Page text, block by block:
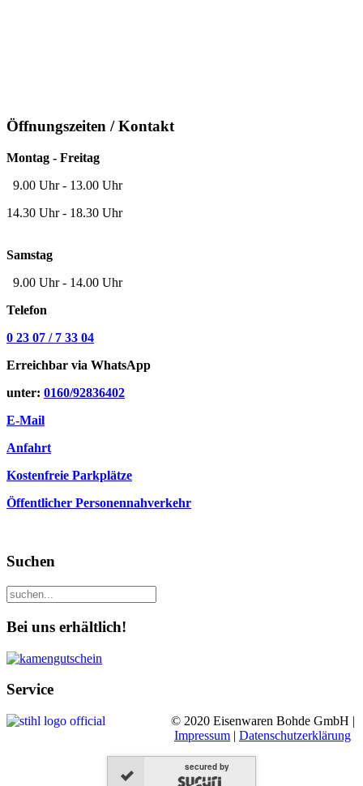
Öffnungszeiten / Kontakt
Montag - Freitag
9.00 Uhr - 13.00 Uhr
14.30 Uhr - 18.30 Uhr
Samstag
9.00 Uhr - 14.00 Uhr
Telefon
0 23 07 / 7 33 04
Erreichbar via WhatsApp
unter: 0160/92836402
E-Mail
Anfahrt
Kostenfreie Parkplätze
Öffentlicher Personennahverkehr
Suchen
Bei uns erhältlich!
Service
© 2020 Eisenwaren Bohde GmbH |
Impressum | Datenschutzerklärung
secured by